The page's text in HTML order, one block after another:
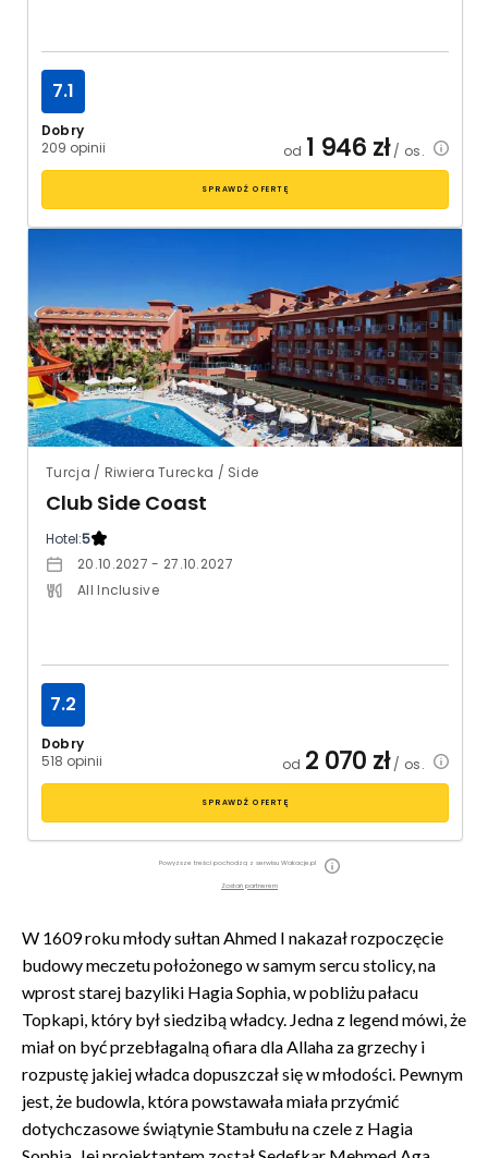
Dobry
209 opinii
7.1
od 1 946 zł/ os.
SPRAWDŹ OFERTĘ
Turcja / Riwiera Turecka / Side
Club Side Coast
Hotel:5
20.10.2027 - 27.10.2027
All Inclusive
Dobry
518 opinii
7.2
od 2 070 zł/ os.
SPRAWDŹ OFERTĘ
Powyższe treści pochodzą z serwisu Wakacje.pl
Zostań partnerem
W 1609 roku młody sułtan Ahmed I nakazał rozpoczęcie
budowy meczetu położonego w samym sercu stolicy, na
wprost starej bazyliki Hagia Sophia, w pobliżu pałacu
Topkapi, który był siedzibą władcy. Jedna z legend mówi, że
miał on być przebłagalną ofiara dla Allaha za grzechy i
rozpustę jakiej władca dopuszczał się w młodości. Pewnym
jest, że budowla, która powstawała miała przyćmić
dotychczasowe świątynie Stambułu na czele z Hagia